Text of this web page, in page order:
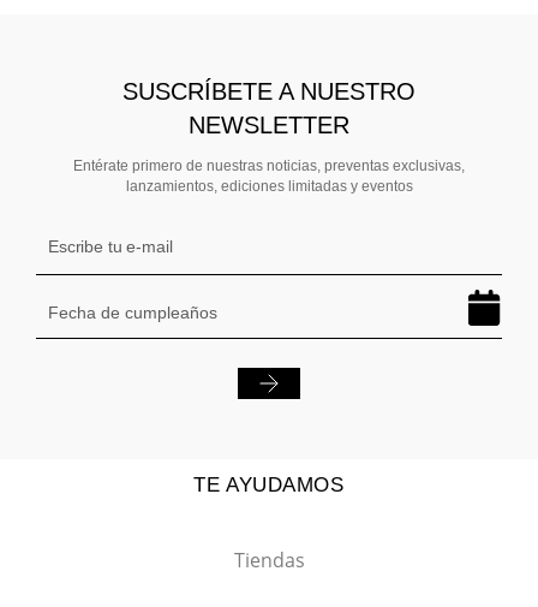
SUSCRÍBETE A NUESTRO
NEWSLETTER
Entérate primero de nuestras noticias, preventas exclusivas,
lanzamientos, ediciones limitadas y eventos
TE AYUDAMOS
Tiendas